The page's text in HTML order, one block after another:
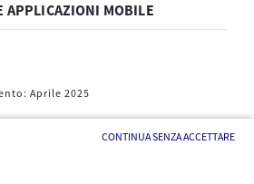
CONTINUA SENZA ACCETTARE
APPLICAZIONI MOBILE
Aprile 2025